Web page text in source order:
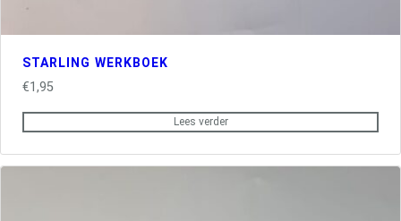
STARLING WERKBOEK
€1,95
Lees verder